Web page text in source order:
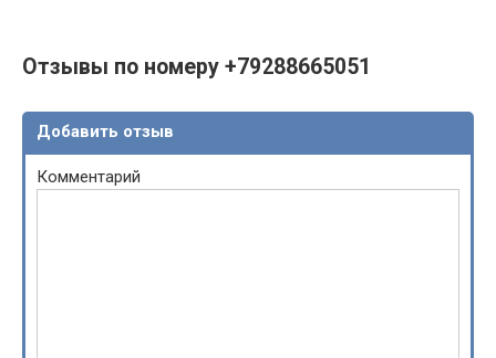
Отзывы по номеру +79288665051
Добавить отзыв
Комментарий